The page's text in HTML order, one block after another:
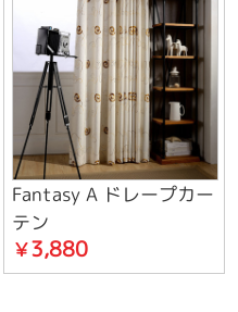
Fantasy A ドレープカー
テン
￥3,880